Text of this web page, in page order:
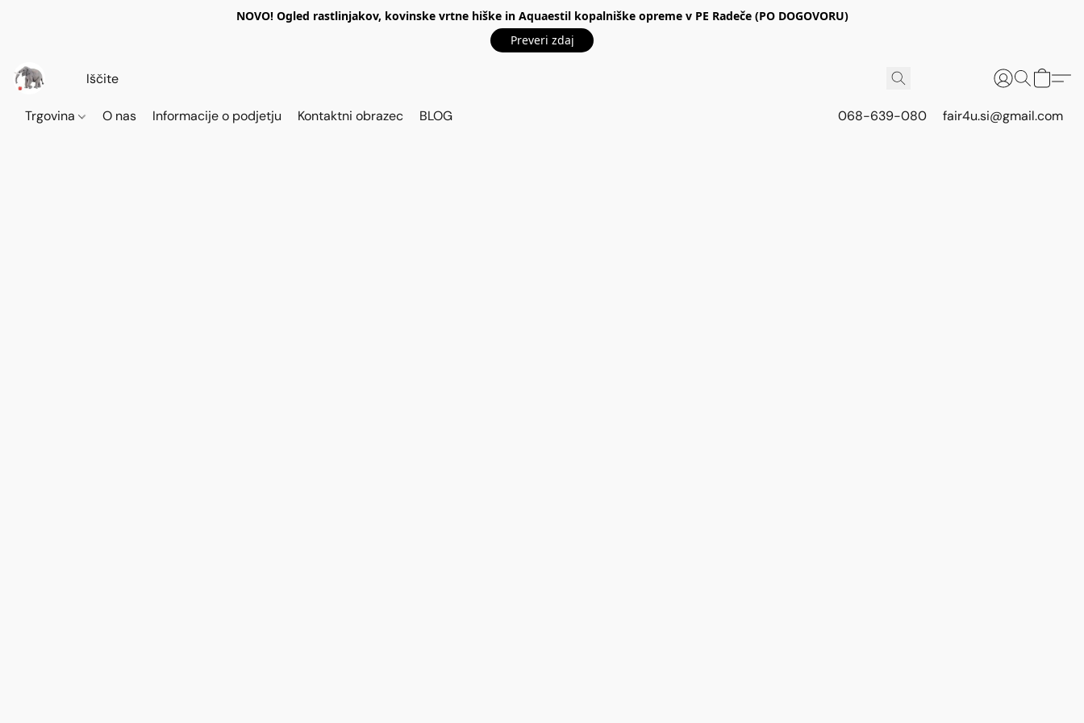
NOVO! Ogled rastlinjakov, kovinske vrtne hiške in Aquaestil kopalniške opreme v PE Radeče (PO DOGOVORU)
Preveri zdaj
Trgovina O nas Informacije o podjetju Kontaktni obrazec BLOG 068-639-080 fair4u.si@gmail.com